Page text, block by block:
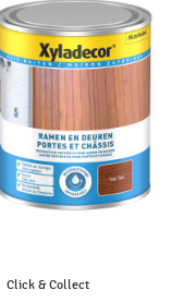
Click & Collect